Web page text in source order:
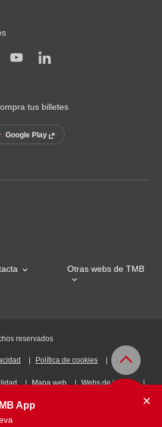
tus billetes
Google Play
Otras webs de TMB
reservados
Política de cookies
Mapa web Webs de interés
App ×